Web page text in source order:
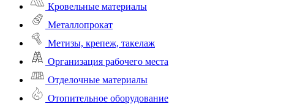
Кровельные материалы
Металлопрокат
Метизы, крепеж, такелаж
Организация рабочего места
Отделочные материалы
Отопительное оборудование